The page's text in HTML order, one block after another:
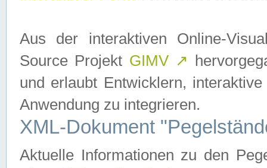
Aus der interaktiven Online-
Source Projekt GIMV ↗
und erlaubt Entwicklern,
Anwendung zu integrieren.
XML-Dokument
Aktuelle Informationen zu den